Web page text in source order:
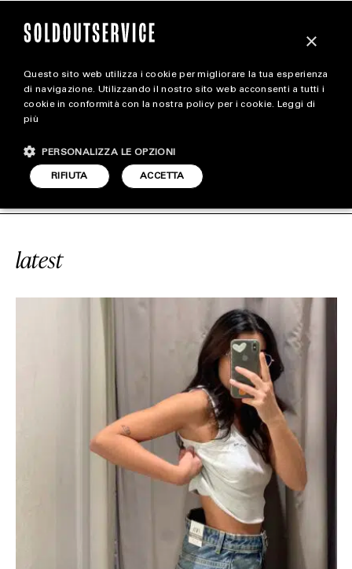
magazine
STYLE
FOOTWEAR
FASHION SOLDOUTSERVICE
latest
×
Questo sito web utilizza i cookie per migliorare la tua esperienza
di navigazione. Utilizzando il nostro sito web acconsenti a tutti i
cookie in conformità con la nostra policy per i cookie. Leggi di
più
ACCETTA
RIFIUTA
PERSONALIZZA LE OPZIONI